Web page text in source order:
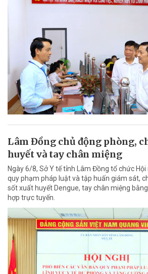
Lâm Đồng chủ động phòng,
huyết và tay chân miệng
Ngày 6/8, Sở Y tế tỉnh Lâm Đồng tổ chức
quy phạm pháp luật và tập huấn giám sát,
sốt xuất huyết Dengue, tay chân miệng
hợp trực tuyến.